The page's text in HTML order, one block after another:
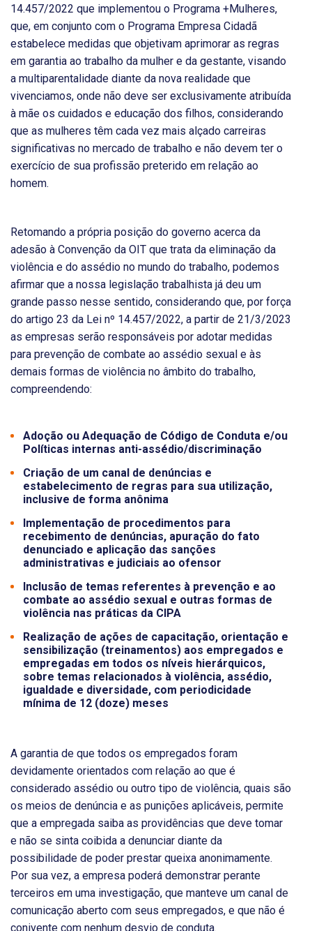
14.457/2022 que implementou o Programa +Mulheres,
que, em conjunto com o Programa Empresa Cidadã
estabelece medidas que objetivam aprimorar as regras
em garantia ao trabalho da mulher e da gestante, visando
a multiparentalidade diante da nova realidade que
vivenciamos, onde não deve ser exclusivamente atribuída
à mãe os cuidados e educação dos filhos, considerando
que as mulheres têm cada vez mais alçado carreiras
significativas no mercado de trabalho e não devem ter o
exercício de sua profissão preterido em relação ao
homem.
Retomando a própria posição do governo acerca da
adesão à Convenção da OIT que trata da eliminação da
violência e do assédio no mundo do trabalho, podemos
afirmar que a nossa legislação trabalhista já deu um
grande passo nesse sentido, considerando que, por força
do artigo 23 da Lei nº 14.457/2022, a partir de 21/3/2023
as empresas serão responsáveis por adotar medidas
para prevenção de combate ao assédio sexual e às
demais formas de violência no âmbito do trabalho,
compreendendo:
Adoção ou Adequação de Código de Conduta e/ou
Políticas internas anti-assédio/discriminação
Criação de um canal de denúncias e
estabelecimento de regras para sua utilização,
inclusive de forma anônima
Implementação de procedimentos para
recebimento de denúncias, apuração do fato
denunciado e aplicação das sanções
administrativas e judiciais ao ofensor
Inclusão de temas referentes à prevenção e ao
combate ao assédio sexual e outras formas de
violência nas práticas da CIPA
Realização de ações de capacitação, orientação e
sensibilização (treinamentos) aos empregados e
empregadas em todos os níveis hierárquicos,
sobre temas relacionados à violência, assédio,
igualdade e diversidade, com periodicidade
mínima de 12 (doze) meses
A garantia de que todos os empregados foram
devidamente orientados com relação ao que é
considerado assédio ou outro tipo de violência, quais são
os meios de denúncia e as punições aplicáveis, permite
que a empregada saiba as providências que deve tomar
e não se sinta coibida a denunciar diante da
possibilidade de poder prestar queixa anonimamente.
Por sua vez, a empresa poderá demonstrar perante
terceiros em uma investigação, que manteve um canal de
comunicação aberto com seus empregados, e que não é
conivente com nenhum desvio de conduta.